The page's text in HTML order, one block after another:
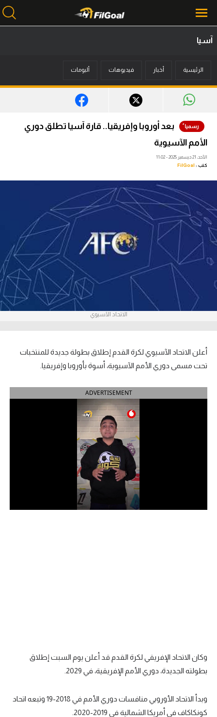
أخبار
ميركاتو
فانتازي في الجول
فيديوهات
عدسات
آراء حرة
ركن الألعاب
بطولات
أمريكا 2026
الدوري الإسباني
الدوري الإيطالي
الدوري السعودي للمحترفين
دوري أبطال إفريقيا
سعودي في الجول
الدوري الإسباني
آسيا
الرئيسية أخبار فيديوهات ألبومات
بعد أوروبا وإفريقيا.. قارة آسيا تطلق دوري
الأمم الآسيوية
الأحد، 21 ديسمبر 2025 - 11:02
كتب : FilGoal
الاتحاد الآسيوي
أعلن الاتحاد الآسيوي لكرة القدم إطلاق بطولة جديدة للمنتخبات
تحت مسمى دوري الأمم الآسيوية، أسوة بأوروبا وإفريقيا.
ADVERTISEMENT
وكان الاتحاد الإفريقي لكرة القدم قد أعلن يوم السبت إطلاق
بطولته الجديدة، دوري الأمم الإفريقية، في 2029.
وبدأ الاتحاد الأوروبي منافسات دوري الأمم في 2018-19 وتبعه اتحاد
كونكاكاف في أمريكا الشمالية في 2019-2020.